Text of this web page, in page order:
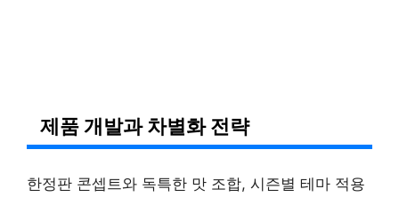
제품 개발과 차별화 전략
한정판 콘셉트와 독특한 맛 조합, 시즌별 테마 적용